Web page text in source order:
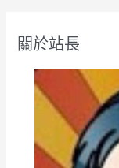
宜
好
農
精
品
咖
啡
藝
字
關於站長